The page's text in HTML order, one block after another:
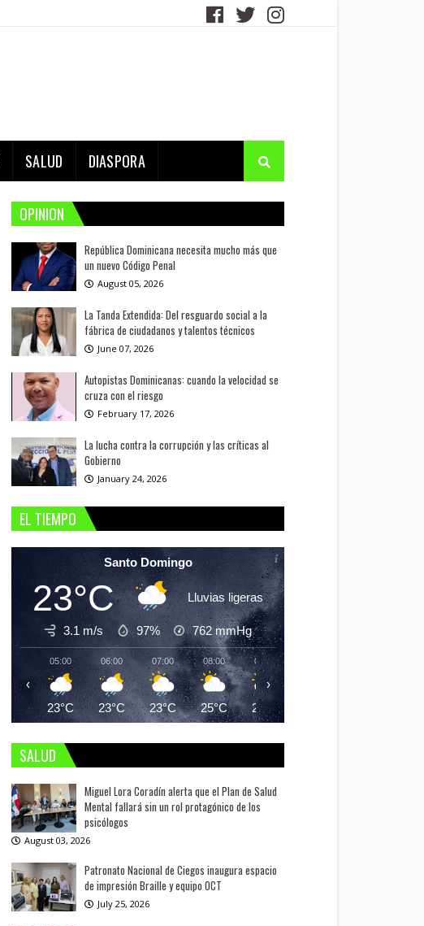
SALUD DIASPORA
OPINION
República Dominicana necesita mucho más que
un nuevo Código Penal
August 05, 2026
La Tanda Extendida: Del resguardo social a la
fábrica de ciudadanos y talentos técnicos
June 07, 2026
Autopistas Dominicanas: cuando la velocidad se
cruza con el riesgo
February 17, 2026
La lucha contra la corrupción y las críticas al
Gobierno
January 24, 2026
EL TIEMPO
Santo Domingo
23°C Lluvias ligeras
3.1 m/s 97% 762mmHg
05:00
23°C
06:00
23°C
07:00
23°C
08:00
25°C
09:00
26°C
‹ ›
SALUD
Miguel Lora Coradín alerta que el Plan de Salud
Mental fallará sin un rol protagónico de los
psicólogos
August 03, 2026
Patronato Nacional de Ciegos inaugura espacio
de impresión Braille y equipo OCT
July 25, 2026